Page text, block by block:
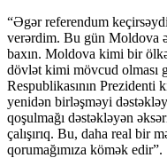
“Əgər referendum
verərdim. Bu gün Moldova
baxın. Moldova kimi bir
dövlət kimi mövcud olması
Respublikasının Prezidenti
yenidən birləşməyi
qoşulmağı dəstəkləyən
çalışırıq. Bu, daha real bir
qorumağımıza kömək edir”.